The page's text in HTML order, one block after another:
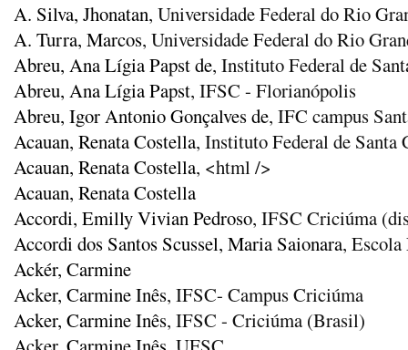
A. Silva, Jhonatan, Universidade Federal do Rio
A. Turra, Marcos, Universidade Federal do Rio
Abreu, Ana Lígia Papst de, Instituto Federal de
Abreu, Ana Lígia Papst, IFSC - Florianópolis
Abreu, Igor Antonio Gonçalves de, IFC campus
Acauan, Renata Costella, Instituto Federal de Santa
Acauan, Renata Costella, <html />
Acauan, Renata Costella
Accordi, Emilly Vivian Pedroso, IFSC Criciúma
Accordi dos Santos Scussel, Maria Saionara,
Ackér, Carmine
Acker, Carmine Inês, IFSC- Campus Criciúma
Acker, Carmine Inês, IFSC - Criciúma (Brasil)